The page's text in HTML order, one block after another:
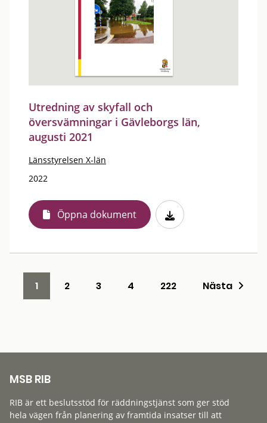
Utredning av skyfall och
översvämningar i Gävleborgs län,
augusti 2021
Länsstyrelsen X-län
2022
Öppna dokument
1 2 3 4 222 Nästa
MSB RIB
RIB är ett beslutsstöd för räddningstjänst som ger stöd
hela vägen från planering av framtida insatser till att